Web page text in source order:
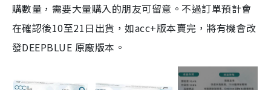
購數量，需要大量購入的朋友可留意。不過訂單預計會
在確認後10至21日出貨，如acc+版本賣完，將有機會改
發DEEPBLUE 原廠版本。